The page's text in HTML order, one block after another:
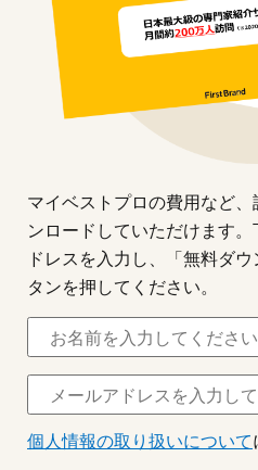
マイベストプロの費用など
ンロードしていただけます
ドレスを入力し、「無料ダ
タンを押してください。
個人情報の取り扱いについて